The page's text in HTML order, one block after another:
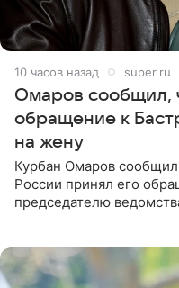
10 часов назад super.ru
Омаров сообщил,
обращение к
на жену
Курбан Омаров
России принял его
председателю